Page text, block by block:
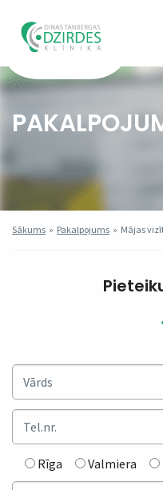
Sākums » Pakalpojums » Mājas
Rīga Valmiera